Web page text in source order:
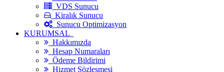
VDS Sunucu
Kiralık Sunucu
Sunucu Optimizasyon
KURUMSAL
Hakkımızda
Hesap Numaraları
Ödeme Bildirimi
Hizmet Sözleşmesi